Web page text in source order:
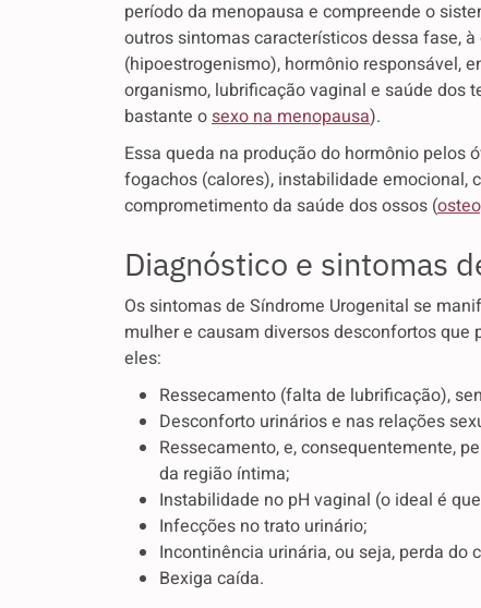
período da menopausa e compreende o
outros sintomas característicos dessa fase,
(hipoestrogenismo), hormônio responsável,
organismo, lubrificação vaginal e saúde dos
bastante osexo na menopausa).
Essa queda na produção do hormônio pelos
fogachos (calores), instabilidade emocional,
comprometimento da saúde dos ossos (
Diagnóstico e sintomas
Os sintomas de Síndrome Urogenital se
mulher e causam diversos desconfortos
eles:
Ressecamento (falta de lubrificação),
Desconforto urinários e nas relações
Ressecamento, e, consequentemente,
da região íntima;
Instabilidade no pH vaginal (o ideal é
Infecções no trato urinário;
Incontinência urinária, ou seja, perda do
Bexiga caída.